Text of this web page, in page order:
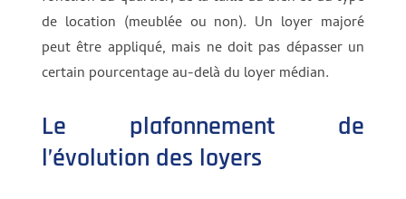
de location (meublée ou non). Un loyer majoré
peut être appliqué, mais ne doit pas dépasser un
certain pourcentage au-delà du loyer médian.
Le plafonnement de
l’évolution des loyers